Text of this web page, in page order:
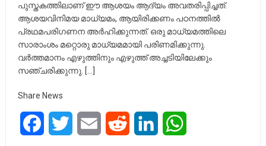
പുസ്തകത്തിലാണ്‌ ഈ ആശയം ആദ്യം അവതരിപ്പിച്ചത്‌.
ആശയവിനിമയ മാധ്യമം, ആയിരിക്കണം പഠനത്തില്‍
പ്രഥമപരിഗണന അര്‍ഹിക്കുന്നത്‌. ഒരു മാധ്യമത്തിലെ
സാരാംശം മറ്റൊരു മാധ്യമമായി പരിണമിക്കുന്നു.
വര്‍ത്തമാനം എഴുത്തിനും എഴുത്ത്‌ അച്ചടിയിലേക്കും
സഞ്ചരിക്കുന്നു. […]
Share News
FacebookTwitter Email Reddit LinkedIn